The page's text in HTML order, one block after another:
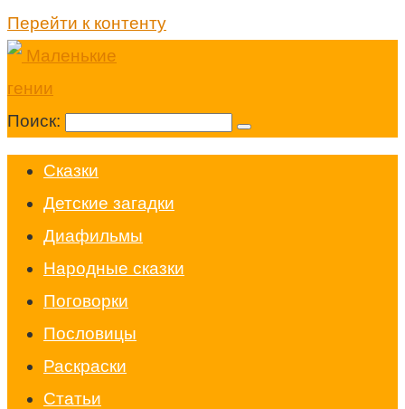
Перейти к контенту
Поиск:
Cказки
Детские загадки
Диафильмы
Народные сказки
Поговорки
Пословицы
Раскраски
Статьи